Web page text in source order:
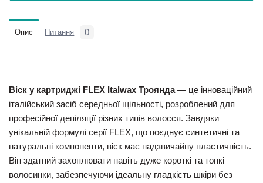
Опис Питання 0
Віск у картриджі FLEX Italwax Троянда— це інноваційний
італійський засіб середньої щільності, розроблений для
професійної депіляції різних типів волосся. Завдяки
унікальній формулі серії FLEX, що поєднує синтетичні та
натуральні компоненти, віск має надзвичайну пластичність.
Він здатний захоплювати навіть дуже короткі та тонкі
волосинки, забезпечуючи ідеальну гладкість шкіри без